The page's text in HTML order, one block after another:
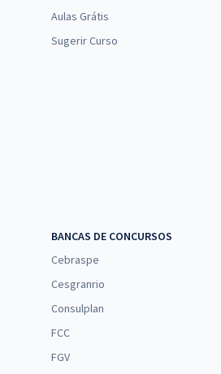
Aulas Grátis
Sugerir Curso
BANCAS DE CONCURSOS
Cebraspe
Cesgranrio
Consulplan
FCC
FGV